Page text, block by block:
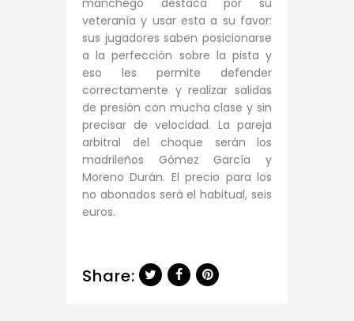
veteranía y usar esta a su favor:
sus jugadores saben posicionarse
a la perfección sobre la pista y
eso les permite defender
correctamente y realizar salidas
de presión con mucha clase y sin
precisar de velocidad. La pareja
arbitral del choque serán los
madrileños Gómez García y
Moreno Durán. El precio para los
no abonados será el habitual, seis
euros.
Share: